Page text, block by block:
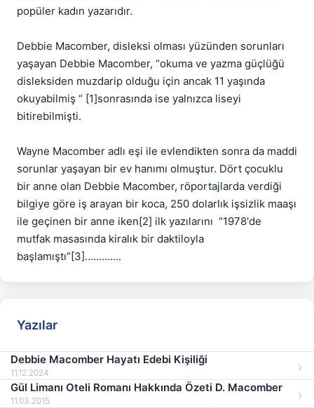
popüler kadın yazarıdır.
Debbie Macomber, disleksi olması yüzünden sorunları
yaşayan Debbie Macomber, “okuma ve yazma güçlüğü
disleksiden muzdarip olduğu için ancak 11 yaşında
okuyabilmiş “ [1]sonrasında ise yalnızca liseyi
bitirebilmişti.
Wayne Macomber adlı eşi ile evlendikten sonra da maddi
sorunlar yaşayan bir ev hanımı olmuştur. Dört çocuklu
bir anne olan Debbie Macomber, röportajlarda verdiği
bilgiye göre iş arayan bir koca, 250 dolarlık işsizlik maaşı
ile geçinen bir anne iken[2] ilk yazılarını  “1978'de
mutfak masasında kiralık bir daktiloyla
Yazılar
Debbie Macomber Hayatı Edebi Kişiliği
11.12.2024
Gül Limanı Oteli Romanı Hakkında Özeti D. Macomber
11.03.2015